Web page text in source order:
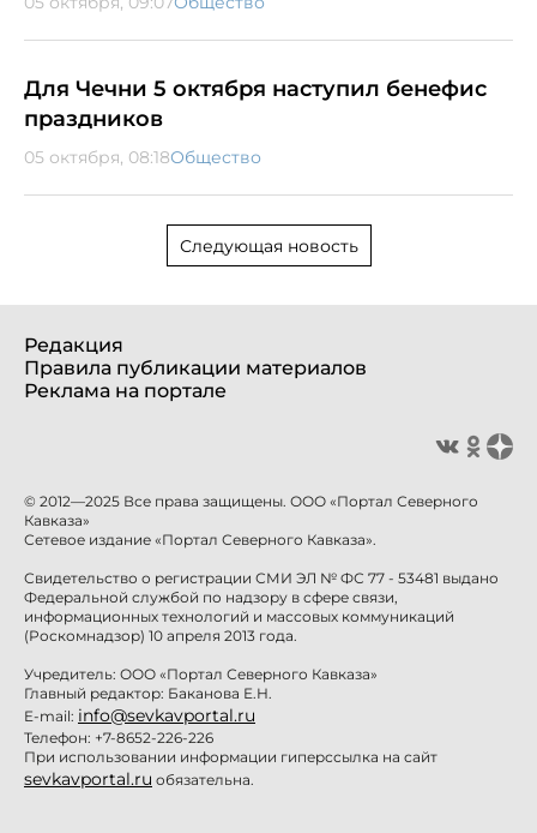
Для Чечни 5 октября наступил бенефис
праздников
05 октября, 08:18Общество
Следующая новость
Редакция
Правила публикации материалов
Реклама на портале
© 2012—2025 Все права защищены. ООО «Портал Северного
Кавказа»
Сетевое издание «Портал Северного Кавказа».
Свидетельство о регистрации СМИ ЭЛ № ФС 77 - 53481 выдано
Федеральной службой по надзору в сфере связи,
информационных технологий и массовых коммуникаций
(Роскомнадзор) 10 апреля 2013 года.
Учредитель: ООО «Портал Северного Кавказа»
Главный редактор: Баканова Е.Н.
E-mail: info@sevkavportal.ru
Телефон: +7-8652-226-226
При использовании информации гиперссылка на сайт
sevkavportal.ru обязательна.